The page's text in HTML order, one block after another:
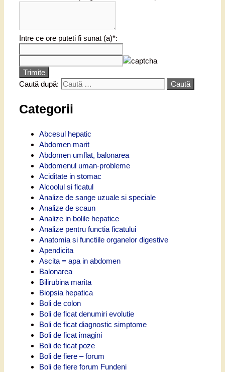
Intre ce ore puteti fi sunat (a)*:
Trimite
Caută după:
Categorii
Abcesul hepatic
Abdomen marit
Abdomen umflat, balonarea
Abdomenul uman-probleme
Aciditate in stomac
Alcoolul si ficatul
Analize de sange uzuale si speciale
Analize de scaun
Analize in bolile hepatice
Analize pentru functia ficatului
Anatomia si functiile organelor digestive
Apendicita
Ascita = apa in abdomen
Balonarea
Bilirubina marita
Biopsia hepatica
Boli de colon
Boli de ficat denumiri evolutie
Boli de ficat diagnostic simptome
Boli de ficat imagini
Boli de ficat poze
Boli de fiere – forum
Boli de fiere forum Fundeni